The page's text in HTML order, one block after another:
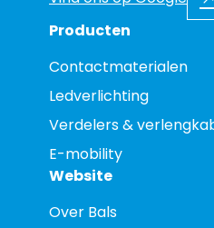
Producten
Contactmaterialen
Ledverlichting
Verdelers &
E-mobility
Website
Over Bals